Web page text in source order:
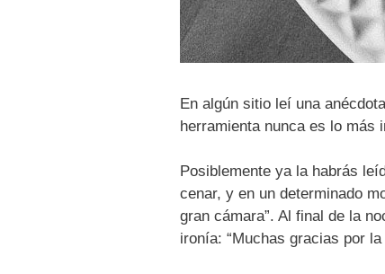
En algún sitio leí una
herramienta nunca es lo más
Posiblemente ya la habrás
cenar, y en un determinado
gran cámara”. Al final de la
ironía: “Muchas gracias por